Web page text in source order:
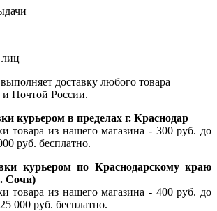
доставку любого товара
Почтой России.
курьером в пределах г. Краснодар
товара из нашего магазина - 300 руб. до
руб. бесплатно.
курьером по Краснодарскому краю
Сочи)
товара из нашего магазина - 400 руб. до
000 руб. бесплатно.